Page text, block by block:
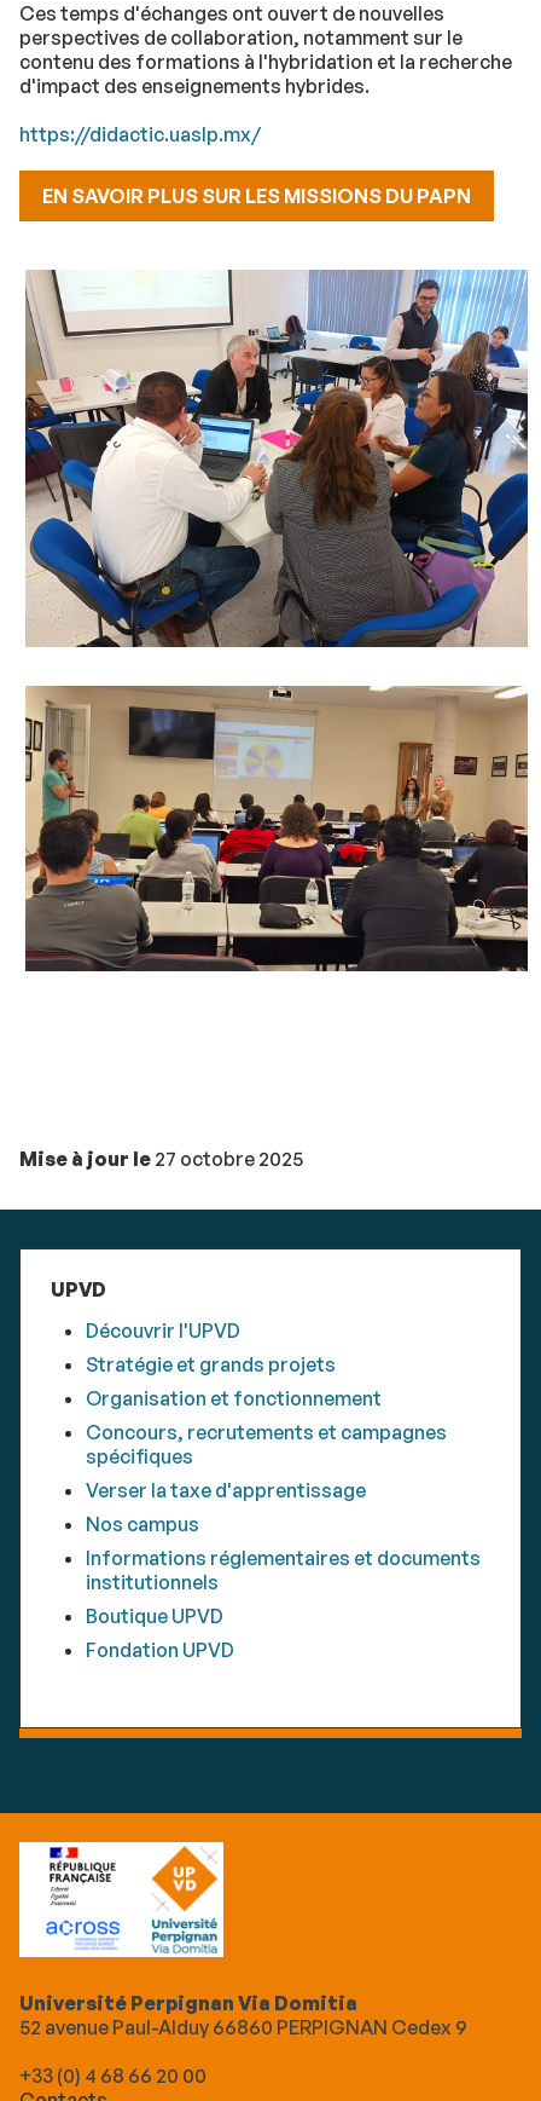
Ces temps d'échanges ont ouvert de nouvelles
perspectives de collaboration, notamment sur le
contenu des formations à l'hybridation et la recherche
d'impact des enseignements hybrides.
https://didactic.uaslp.mx/
EN SAVOIR PLUS SUR LES MISSIONS DU PAPN
Mise à jour le 27 octobre 2025
UPVD
Découvrir l'UPVD
Stratégie et grands projets
Organisation et fonctionnement
Concours, recrutements et campagnes
spécifiques
Verser la taxe d'apprentissage
Nos campus
Informations réglementaires et documents
institutionnels
Boutique UPVD
Fondation UPVD
Université Perpignan Via Domitia
52 avenue Paul-Alduy 66860 PERPIGNAN Cedex 9
+33 (0) 4 68 66 20 00